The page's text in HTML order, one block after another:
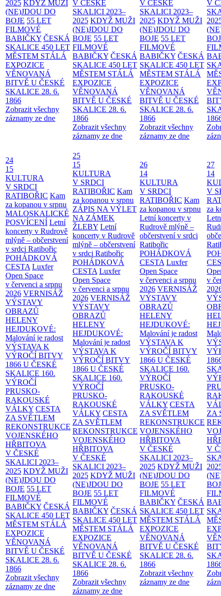
2025 KDYŽ MUŽI
(NE)JDOU DO
BOJE 55 LET
FILMOVÉ
BABIČKY ČESKÁ
SKALICE 450 LET
MĚSTEM STÁLÁ
EXPOZICE
VĚNOVANÁ
BITVĚ U ČESKÉ
SKALICE 28. 6.
1866
Zobrazit všechny
záznamy ze dne
V ČESKÉ
SKALICI 2023–
2025 KDYŽ MUŽI
(NE)JDOU DO
BOJE 55 LET
FILMOVÉ
BABIČKY ČESKÁ
SKALICE 450 LET
MĚSTEM STÁLÁ
EXPOZICE
VĚNOVANÁ
BITVĚ U ČESKÉ
SKALICE 28. 6.
1866
Zobrazit všechny
záznamy ze dne
V ČESKÉ
SKALICI 2023–
2025 KDYŽ MUŽI
(NE)JDOU DO
BOJE 55 LET
FILMOVÉ
BABIČKY ČESKÁ
SKALICE 450 LET
MĚSTEM STÁLÁ
EXPOZICE
VĚNOVANÁ
BITVĚ U ČESKÉ
SKALICE 28. 6.
1866
Zobrazit všechny
záznamy ze dne
V
24
15
KULTURA
V SRDCI
RATIBOŘIC Kam
za kopanou v srpnu
MALOSKALICKÉ
POSVÍCENÍ Letní
koncerty v Rudrově
mlýně – občerstvení
v srdci Ratibořic
POHÁDKOVÁ
CESTA Luxfer
Open Space
v červenci a srpnu
2026 VERNISÁŽ
VÝSTAVY
OBRAZŮ
HELENY
HEJDUKOVÉ:
Malování je radost
VÝSTAVA K
VÝROČÍ BITVY
1866 U ČESKÉ
SKALICE 160.
VÝROČÍ
PRUSKO-
RAKOUSKÉ
VÁLKY CESTA
ZA SVĚTLEM
REKONSTRUKCE
VOJENSKÉHO
HŘBITOVA
V ČESKÉ
SKALICI 2023–
2025 KDYŽ MUŽI
(NE)JDOU DO
BOJE 55 LET
FILMOVÉ
BABIČKY ČESKÁ
SKALICE 450 LET
MĚSTEM STÁLÁ
EXPOZICE
VĚNOVANÁ
BITVĚ U ČESKÉ
SKALICE 28. 6.
1866
Zobrazit všechny
záznamy ze dne
25
15
KULTURA
V SRDCI
RATIBOŘIC Kam
za kopanou v srpnu
ZÁPIS NA VÝLET
NA ZÁMEK
ŽLEBY Letní
koncerty v Rudrově
mlýně – občerstvení
v srdci Ratibořic
POHÁDKOVÁ
CESTA Luxfer
Open Space
v červenci a srpnu
2026 VERNISÁŽ
VÝSTAVY
OBRAZŮ
HELENY
HEJDUKOVÉ:
Malování je radost
VÝSTAVA K
VÝROČÍ BITVY
1866 U ČESKÉ
SKALICE 160.
VÝROČÍ
PRUSKO-
RAKOUSKÉ
VÁLKY CESTA
ZA SVĚTLEM
REKONSTRUKCE
VOJENSKÉHO
HŘBITOVA
V ČESKÉ
SKALICI 2023–
2025 KDYŽ MUŽI
(NE)JDOU DO
BOJE 55 LET
FILMOVÉ
BABIČKY ČESKÁ
SKALICE 450 LET
MĚSTEM STÁLÁ
EXPOZICE
VĚNOVANÁ
BITVĚ U ČESKÉ
SKALICE 28. 6.
1866
Zobrazit všechny
záznamy ze dne
26
14
KULTURA
V SRDCI
RATIBOŘIC Kam
za kopanou v srpnu
Letní koncerty v
Rudrově mlýně –
občerstvení v srdci
Ratibořic
POHÁDKOVÁ
CESTA Luxfer
Open Space
v červenci a srpnu
2026 VERNISÁŽ
VÝSTAVY
OBRAZŮ
HELENY
HEJDUKOVÉ:
Malování je radost
VÝSTAVA K
VÝROČÍ BITVY
1866 U ČESKÉ
SKALICE 160.
VÝROČÍ
PRUSKO-
RAKOUSKÉ
VÁLKY CESTA
ZA SVĚTLEM
REKONSTRUKCE
VOJENSKÉHO
HŘBITOVA
V ČESKÉ
SKALICI 2023–
2025 KDYŽ MUŽI
(NE)JDOU DO
BOJE 55 LET
FILMOVÉ
BABIČKY ČESKÁ
SKALICE 450 LET
MĚSTEM STÁLÁ
EXPOZICE
VĚNOVANÁ
BITVĚ U ČESKÉ
SKALICE 28. 6.
1866
Zobrazit všechny
záznamy ze dne
27
14
V
za
v
ZA
V